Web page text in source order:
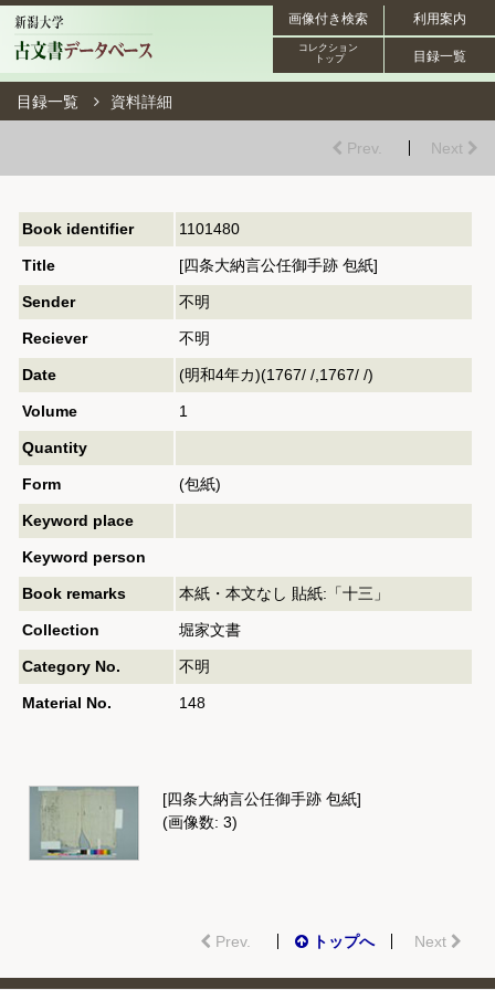
利用案内
画像付き検索
目録一覧
コレクション
トップ
目録一覧 資料詳細
Prev. Next
Book identifier 1101480
Title [四条大納言公任御手跡 包紙]
Sender 不明
Reciever 不明
Date (明和4年カ)(1767/ /,1767/ /)
Volume 1
Quantity
Form (包紙)
Keyword place
Keyword person
Book remarks 本紙・本文なし 貼紙:「十三」
Collection 堀家文書
Category No. 不明
Material No. 148
[四条大納言公任御手跡 包紙]
(画像数: 3)
Prev. トップへ Next